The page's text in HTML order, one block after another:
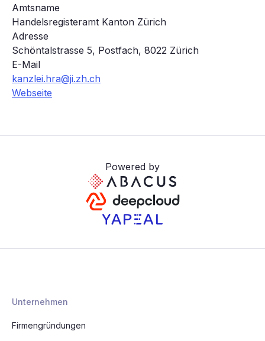
Amtsname
Handelsregisteramt Kanton Zürich
Adresse
Schöntalstrasse 5, Postfach, 8022 Zürich
E-Mail
kanzlei.hra@ji.zh.ch
Webseite
Powered by
Unternehmen
Firmengründungen